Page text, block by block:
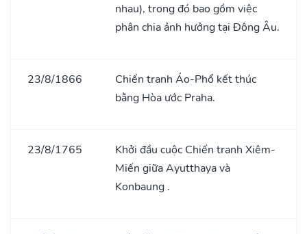
nhau), trong đó bao gồm việc
phân chia ảnh hưởng tại Đông Âu.
23/8/1866
Chiến tranh Áo-Phổ kết thúc
bằng Hòa ước Praha.
23/8/1765
Khởi đầu cuộc Chiến tranh Xiêm-
Miến giữa Ayutthaya và
Konbaung .